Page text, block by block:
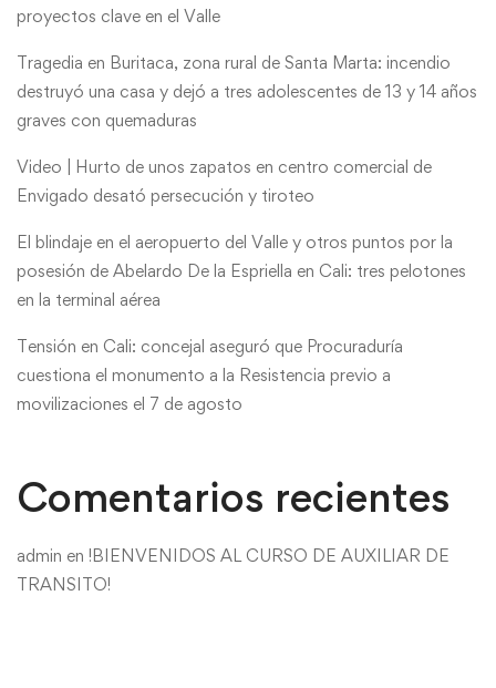
proyectos clave en el Valle
Tragedia en Buritaca, zona rural de Santa Marta: incendio
destruyó una casa y dejó a tres adolescentes de 13 y 14 años
graves con quemaduras
Video | Hurto de unos zapatos en centro comercial de
Envigado desató persecución y tiroteo
El blindaje en el aeropuerto del Valle y otros puntos por la
posesión de Abelardo De la Espriella en Cali: tres pelotones
en la terminal aérea
Tensión en Cali: concejal aseguró que Procuraduría
cuestiona el monumento a la Resistencia previo a
movilizaciones el 7 de agosto
Comentarios recientes
admin en !BIENVENIDOS AL CURSO DE AUXILIAR DE
TRANSITO!